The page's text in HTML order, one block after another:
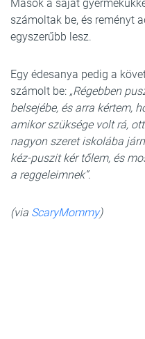
Mások a saját
számoltak be, és reményt
egyszerűbb lesz.
Egy édesanya pedig a
számolt be: „Régebben
belsejébe, és arra kértem,
amikor szüksége volt rá,
nagyon szeret iskolába
kéz-puszit kér tőlem, és
a reggeleimnek”.
(via ScaryMommy)